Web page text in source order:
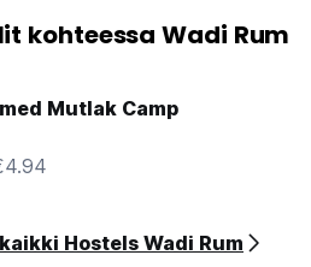
kohteessa Wadi Rum
Mutlak Camp
Hostels Wadi Rum